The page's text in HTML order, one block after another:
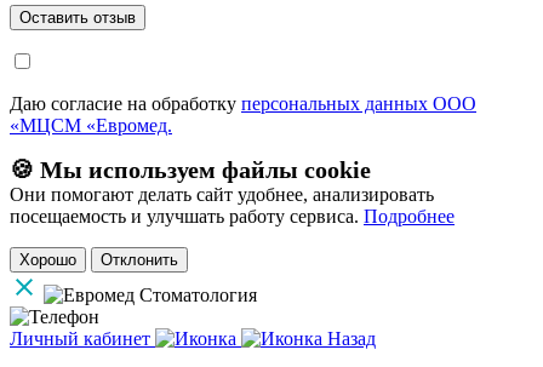
Даю согласие на обработку персональных данных ООО
«МЦСМ «Евромед.
🍪 Мы используем файлы cookie
Они помогают делать сайт удобнее, анализировать
посещаемость и улучшать работу сервиса. Подробнее
Хорошо Отклонить
Личный кабинет
Назад